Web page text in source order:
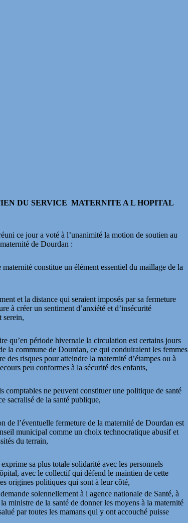
DU SERVICE MATERNITE A L HOPITAL
ce jour a voté à l’unanimité la motion de soutien au
de Dourdan :
constitue un élément essentiel du maillage de la
et la distance qui seraient imposés par sa fermeture
à créer un sentiment d’anxiété et d’insécurité
serein,
qu’en période hivernale la circulation est certains jours
la commune de Dourdan, ce qui conduiraient les femmes
des risques pour atteindre la maternité d’étampes ou à
peu conformes à la sécurité des enfants,
ne peuvent constituer une politique de santé
sacralisé de la santé publique,
l’éventuelle fermeture de la maternité de Dourdan est
municipal comme un choix technocratique abusif et
du terrain,
sa plus totale solidarité avec les personnels
avec le collectif qui défend le maintien de cette
origines politiques qui sont à leur côté,
solennellement à l agence nationale de Santé, à
ministre de la santé de donner les moyens à la maternité
par toutes les mamans qui y ont accouché puisse